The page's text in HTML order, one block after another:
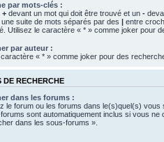
par mots-clés :
+ devant un mot qui doit être trouvé et un -
suite de mots séparés par des | entre
Utilisez le caractère « * » comme joker pour
par auteur :
« * » comme joker pour des
DE RECHERCHE
dans les forums :
le forum ou les forums dans le(s)quel(s) vous
forums sont automatiquement inclus si vous ne
dans les sous-forums ».